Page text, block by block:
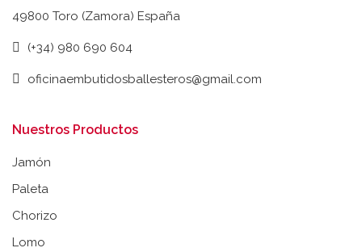
49800 Toro (Zamora) España
(+34) 980 690 604
oficinaembutidosballesteros@gmail.com
Nuestros Productos
Jamón
Paleta
Chorizo
Lomo